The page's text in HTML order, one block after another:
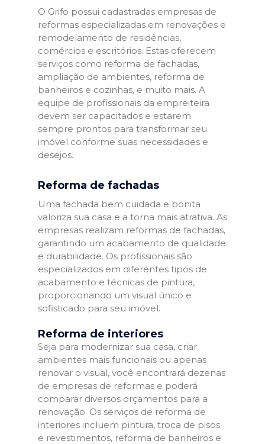
O Grifo possui cadastradas empresas de
reformas especializadas em renovações e
remodelamento de residências,
comércios e escritórios. Estas oferecem
serviços como reforma de fachadas,
ampliação de ambientes, reforma de
banheiros e cozinhas, e muito mais. A
equipe de profissionais da empreiteira
devem ser capacitados e estarem
sempre prontos para transformar seu
imóvel conforme suas necessidades e
desejos.
Reforma de fachadas
Uma fachada bem cuidada e bonita
valoriza sua casa e a torna mais atrativa. As
empresas realizam reformas de fachadas,
garantindo um acabamento de qualidade
e durabilidade. Os profissionais são
especializados em diferentes tipos de
acabamento e técnicas de pintura,
proporcionando um visual único e
sofisticado para seu imóvel.
Reforma de interiores
Seja para modernizar sua casa, criar
ambientes mais funcionais ou apenas
renovar o visual, você encontrará dezenas
de empresas de reformas e poderá
comparar diversos orçamentos para a
renovação. Os serviços de reforma de
interiores incluem pintura, troca de pisos
e revestimentos, reforma de banheiros e